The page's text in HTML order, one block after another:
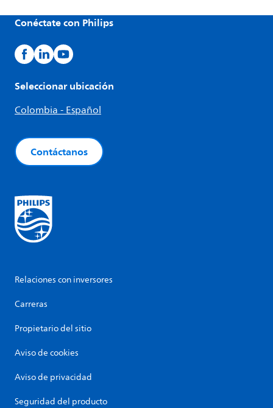
Conéctate con Philips
Seleccionar ubicación
Colombia - Español
Contáctanos
Relaciones con inversores
Carreras
Propietario del sitio
Aviso de cookies
Aviso de privacidad
Seguridad del producto